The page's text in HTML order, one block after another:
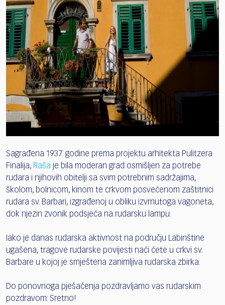
Sagrađena 1937. godine prema projektu arhitekta Pulitzera
Finalija, Raša je bila moderan grad osmišljen za potrebe
rudara i njihovih obitelji sa svim potrebnim sadržajima,
školom, bolnicom, kinom te crkvom posvećenom zaštitnici
rudara sv. Barbari, izgrađenoj u obliku izvrnutoga vagoneta,
dok njezin zvonik podsjeća na rudarsku lampu.
Iako je danas rudarska aktivnost na području Labinštine
ugašena, tragove rudarske povijesti naći ćete u crkvi sv.
Barbare u kojoj je smještena zanimljiva rudarska zbirka.
Do ponovnoga pješačenja pozdravljamo vas rudarskim
pozdravom: Sretno!